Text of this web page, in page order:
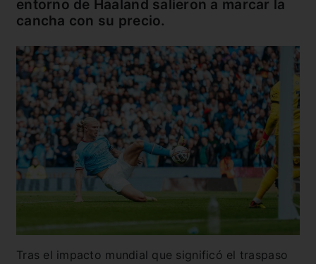
entorno de Haaland salieron a marcar la
cancha con su precio.
Tras el impacto mundial que significó el traspaso